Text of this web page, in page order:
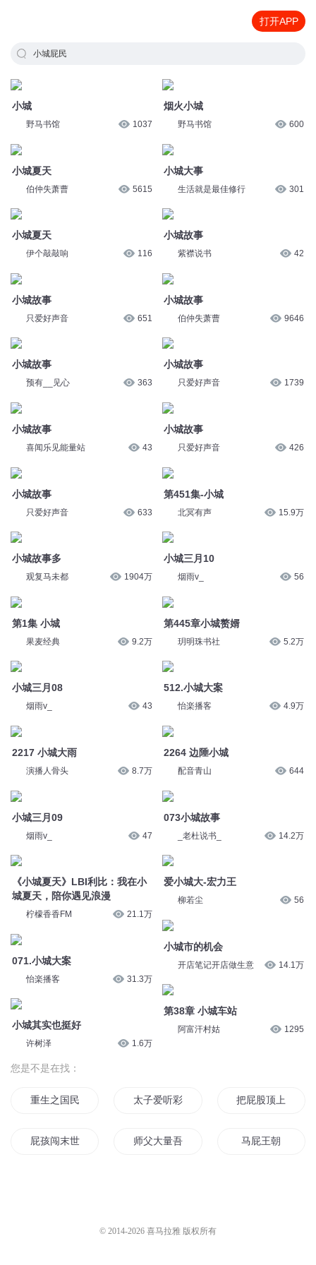
打开APP
小城屁民
小城
野马书馆 1037
小城夏天
伯仲失萧曹 5615
小城夏天
伊个敲敲响 116
小城故事
只爱好声音 651
小城故事
预有__见心 363
小城故事
喜闻乐见能量站 43
小城故事
只爱好声音 633
小城故事多
观复马未都 1904万
第1集 小城
果麦经典 9.2万
小城三月08
烟雨v_ 43
2217 小城大雨
演播人骨头 8.7万
小城三月09
烟雨v_ 47
《小城夏天》LBI利比：我在小
城夏天，陪你遇见浪漫
柠檬香香FM 21.1万
071.小城大案
怡楽播客 31.3万
小城其实也挺好
许树泽 1.6万
烟火小城
野马书馆 600
小城大事
生活就是最佳修行 301
小城故事
紫襟说书 42
小城故事
伯仲失萧曹 9646
小城故事
只爱好声音 1739
小城故事
只爱好声音 426
第451集-小城
北冥有声 15.9万
小城三月10
烟雨v_ 56
第445章小城赘婿
玥明珠书社 5.2万
512.小城大案
怡楽播客 4.9万
2264 边陲小城
配音青山 644
073小城故事
_老杜说书_ 14.2万
爱小城大-宏力王
柳若尘 56
小城市的机会
开店笔记开店做生意 14.1万
第38章 小城车站
阿富汗村姑 1295
您是不是在找：
重生之国民老公 太子爱听彩虹屁 把屁股顶上钉子
屁孩闯末世 师父大量吾乃小屁民 马屁王朝
© 2014-2026 喜马拉雅 版权所有